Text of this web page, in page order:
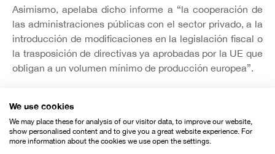
Asimismo, apelaba dicho informe a “la cooperación de
las administraciones públicas con el sector privado, a la
introducción de modificaciones en la legislación fiscal o
la trasposición de directivas ya aprobadas por la UE que
obligan a un volumen mínimo de producción europea”.
Organiza:
We use cookies
We may place these for analysis of our visitor data, to improve our website,
show personalised content and to give you a great website experience. For
more information about the cookies we use open the settings.